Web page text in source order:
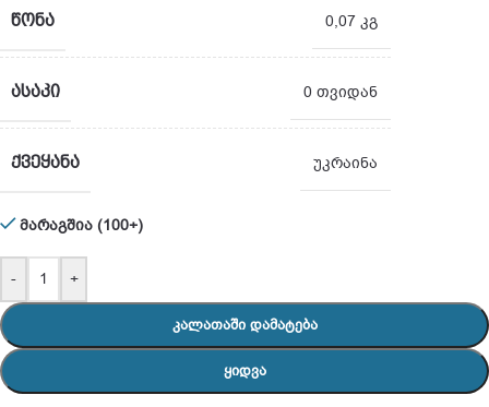
ᲬᲝᲜᲐ 0,07 კგ
ᲐᲡᲐᲙᲘ 0 თვიდან
ᲥᲕᲔᲧᲐᲜᲐ უკრაინა
მარაგშია (100+)
- +
ᲙᲐᲚᲐᲗᲐᲨᲘ ᲓᲐᲛᲐᲢᲔᲑᲐ
ᲧᲘᲓᲕᲐ